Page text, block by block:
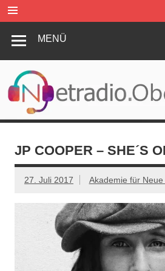
Inhalt
springen
MENÜ
JP COOPER – SHE´S
27. Juli 2017 Akademie für Neue